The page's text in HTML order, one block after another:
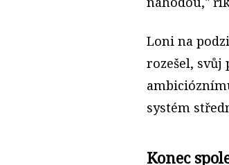
Loni na
rozešel, svůj
systém
Konec